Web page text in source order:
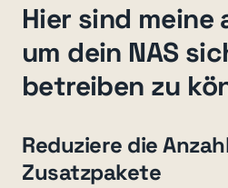
Hier sind meine
um dein NAS
betreiben zu
Reduziere die
Zusatzpakete